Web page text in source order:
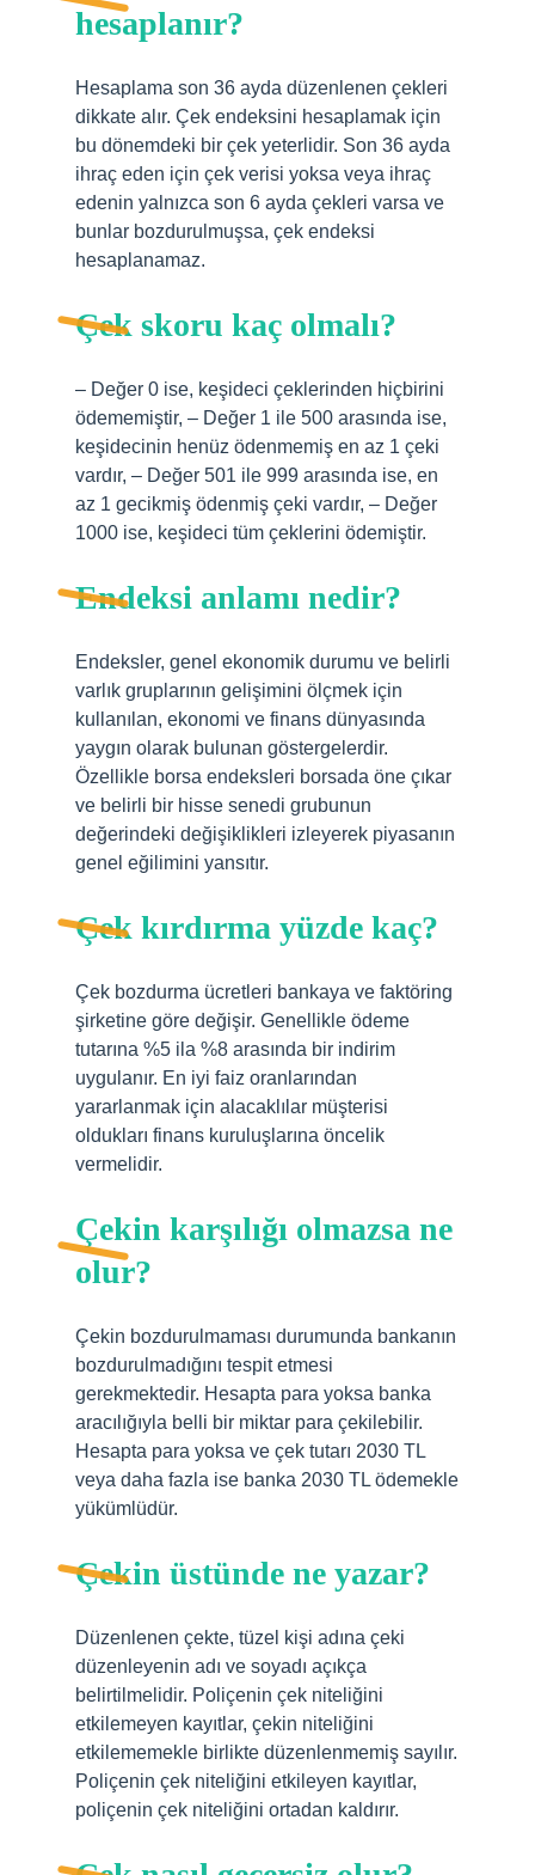
hesaplanır?
Hesaplama son 36 ayda düzenlenen çekleri
dikkate alır. Çek endeksini hesaplamak için
bu dönemdeki bir çek yeterlidir. Son 36 ayda
ihraç eden için çek verisi yoksa veya ihraç
edenin yalnızca son 6 ayda çekleri varsa ve
bunlar bozdurulmuşsa, çek endeksi
hesaplanamaz.
Çek skoru kaç olmalı?
– Değer 0 ise, keşideci çeklerinden hiçbirini
ödememiştir, – Değer 1 ile 500 arasında ise,
keşidecinin henüz ödenmemiş en az 1 çeki
vardır, – Değer 501 ile 999 arasında ise, en
az 1 gecikmiş ödenmiş çeki vardır, – Değer
1000 ise, keşideci tüm çeklerini ödemiştir.
Endeksi anlamı nedir?
Endeksler, genel ekonomik durumu ve belirli
varlık gruplarının gelişimini ölçmek için
kullanılan, ekonomi ve finans dünyasında
yaygın olarak bulunan göstergelerdir.
Özellikle borsa endeksleri borsada öne çıkar
ve belirli bir hisse senedi grubunun
değerindeki değişiklikleri izleyerek piyasanın
genel eğilimini yansıtır.
Çek kırdırma yüzde kaç?
Çek bozdurma ücretleri bankaya ve faktöring
şirketine göre değişir. Genellikle ödeme
tutarına %5 ila %8 arasında bir indirim
uygulanır. En iyi faiz oranlarından
yararlanmak için alacaklılar müşterisi
oldukları finans kuruluşlarına öncelik
vermelidir.
Çekin karşılığı olmazsa ne
olur?
Çekin bozdurulmaması durumunda bankanın
bozdurulmadığını tespit etmesi
gerekmektedir. Hesapta para yoksa banka
aracılığıyla belli bir miktar para çekilebilir.
Hesapta para yoksa ve çek tutarı 2030 TL
veya daha fazla ise banka 2030 TL ödemekle
yükümlüdür.
Çekin üstünde ne yazar?
Düzenlenen çekte, tüzel kişi adına çeki
düzenleyenin adı ve soyadı açıkça
belirtilmelidir. Poliçenin çek niteliğini
etkilemeyen kayıtlar, çekin niteliğini
etkilememekle birlikte düzenlenmemiş sayılır.
Poliçenin çek niteliğini etkileyen kayıtlar,
poliçenin çek niteliğini ortadan kaldırır.